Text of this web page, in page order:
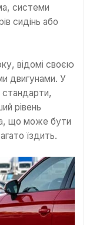
системи
сидінь або
відомі своєю
двигунами. У
стандарти,
рівень
що може бути
їздить.